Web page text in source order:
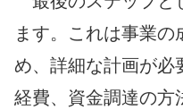
ます。これは事業
め、詳細な計画が必
経費、資金調達の方